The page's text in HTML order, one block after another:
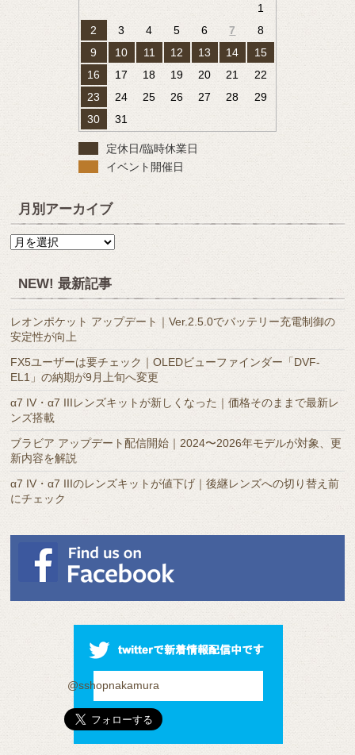
1
2
3 4 5 6 7
8
9
10 11 12 13 14
15
16
17 18 19 20 21
22
23
24 25 26 27 28
29
30
31
定休日/臨時休業日
イベント開催日
月別アーカイブ
月
ー
カ
イ
ブ
NEW! 最新記事
レオンポケット アップデート｜Ver.2.5.0でバッテリー充電制御の
安定性が向上
FX5ユーザーは要チェック｜OLEDビューファインダー「DVF-
EL1」の納期が9月上旬へ変更
α7 IV・α7 IIIレンズキットが新しくなった｜価格そのままで最新レ
ンズ搭載
ブラビア アップデート配信開始｜2024〜2026年モデルが対象、更
新内容を解説
α7 IV・α7 IIIのレンズキットが値下げ｜後継レンズへの切り替え前
にチェック
@sshopnakamura